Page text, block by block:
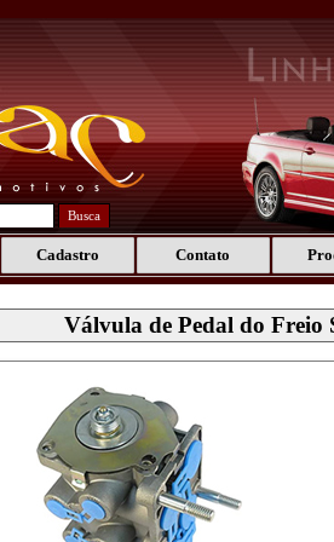
Busca
Cadastro Contato
Válvula de Pedal do Freio